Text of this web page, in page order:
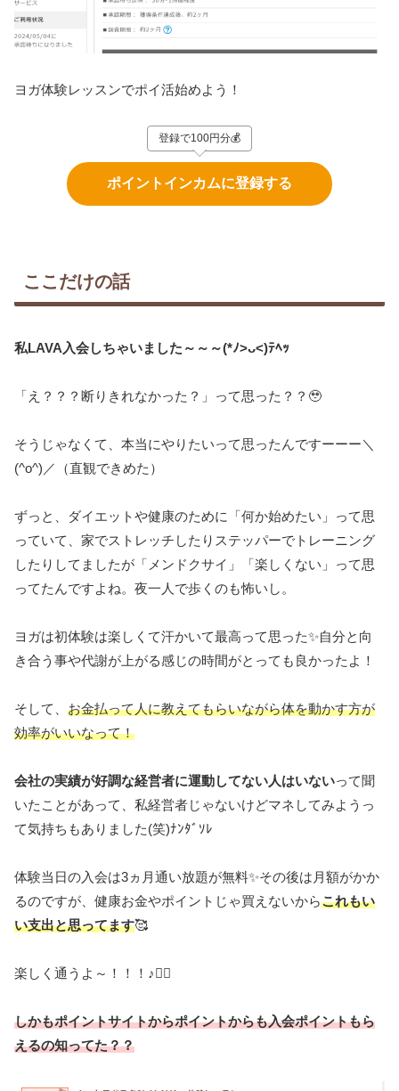
ヨガ体験レッスンでポイ活始めよう！
登録で100円分💰
ポイントインカムに登録する
ここだけの話
私LAVA入会しちゃいました～～～(*ﾉ>ᴗ<)ﾃﾍｯ
「え？？？断りきれなかった？」って思った？？🥹
そうじゃなくて、本当にやりたいって思ったんですーーー＼
(^o^)／（直観できめた）
ずっと、ダイエットや健康のために「何か始めたい」って思
っていて、家でストレッチしたりステッパーでトレーニング
したりしてましたが「メンドクサイ」「楽しくない」って思
ってたんですよね。夜一人で歩くのも怖いし。
ヨガは初体験は楽しくて汗かいて最高って思った✨自分と向
き合う事や代謝が上がる感じの時間がとっても良かったよ！
そして、 お金払って人に教えてもらいながら体を動かす方が
効率がいいなって！
会社の実績が好調な経営者に運動してない人はいないって聞
いたことがあって、私経営者じゃないけどマネしてみようっ
て気持ちもありました(笑)ﾅﾝﾀﾞｿﾚ
体験当日の入会は3ヵ月通い放題が無料✨その後は月額がかか
るのですが、健康お金やポイントじゃ買えないからこれもい
い支出と思ってます🥰
楽しく通うよ～！！！♪🧘‍♀️
しかもポイントサイトからポイントからも入会ポイントもら
えるの知ってた？？